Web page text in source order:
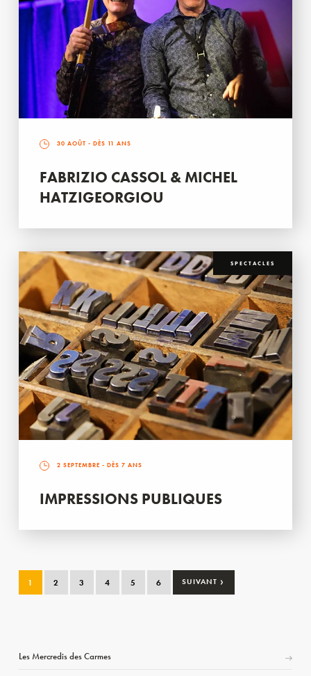
30 AOÛT - DÈS 11 ANS
FABRIZIO CASSOL & MICHEL
HATZIGEORGIOU
SPECTACLES
2 SEPTEMBRE - DÈS 7 ANS
IMPRESSIONS PUBLIQUES
1 2 3 4 5 6 SUIVANT ›
Les Mercredis des Carmes